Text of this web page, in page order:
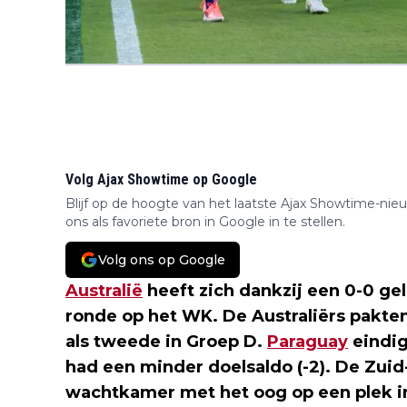
Volg Ajax Showtime op Google
Blijf op de hoogte van het laatste Ajax Showtime-
ons als favoriete bron in Google in te stellen.
Volg ons op Google
Australië heeft zich dankzij een 0-0
ronde op het WK. De Australiërs
als tweede in Groep D. Paraguay
had een minder doelsaldo (-2). De
wachtkamer met het oog op een plek